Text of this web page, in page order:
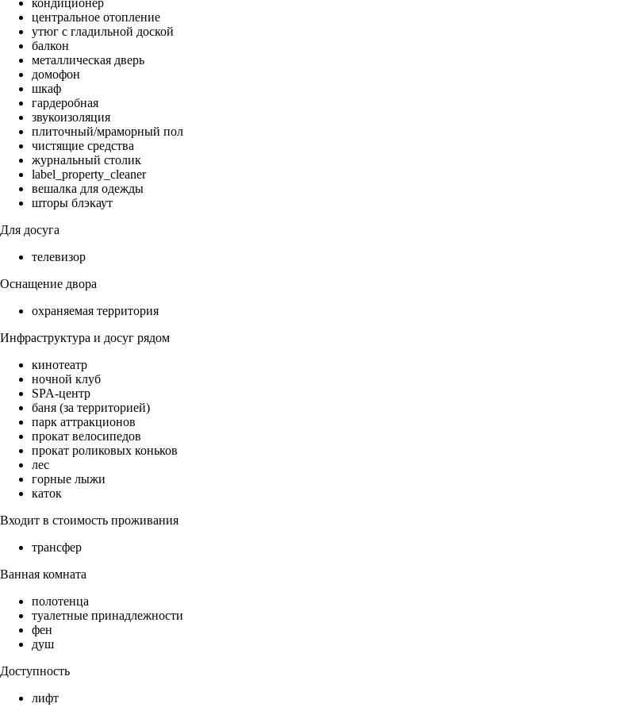
кондиционер
центральное отопление
утюг с гладильной доской
балкон
металлическая дверь
домофон
шкаф
гардеробная
звукоизоляция
плиточный/мраморный пол
чистящие средства
журнальный столик
label_property_cleaner
вешалка для одежды
шторы блэкаут
Для досуга
телевизор
Оснащение двора
охраняемая территория
Инфраструктура и досуг рядом
кинотеатр
ночной клуб
SPA-центр
баня (за территорией)
парк аттракционов
прокат велосипедов
прокат роликовых коньков
лес
горные лыжи
каток
Входит в стоимость проживания
трансфер
Ванная комната
полотенца
туалетные принадлежности
фен
душ
Доступность
лифт